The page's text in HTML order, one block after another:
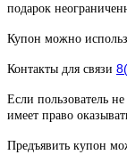
подарок
Купон можно
Контакты для связи
Если пользователь
имеет право
Предъявить купон